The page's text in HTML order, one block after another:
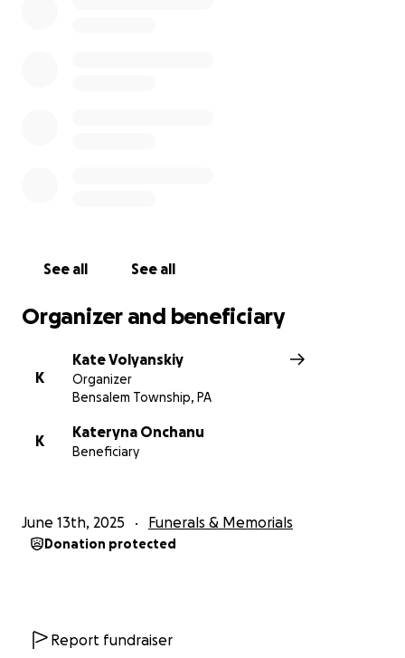
Танюша, дякуємо тобі.
А ми — продовжимо.
See all See all
Organizer and beneficiary
K
Kate Volyanskiy
Organizer
Bensalem Township, PA
K
Kateryna Onchanu
Beneficiary
June 13th, 2025 Funerals & Memorials
Donation protected
Report fundraiser